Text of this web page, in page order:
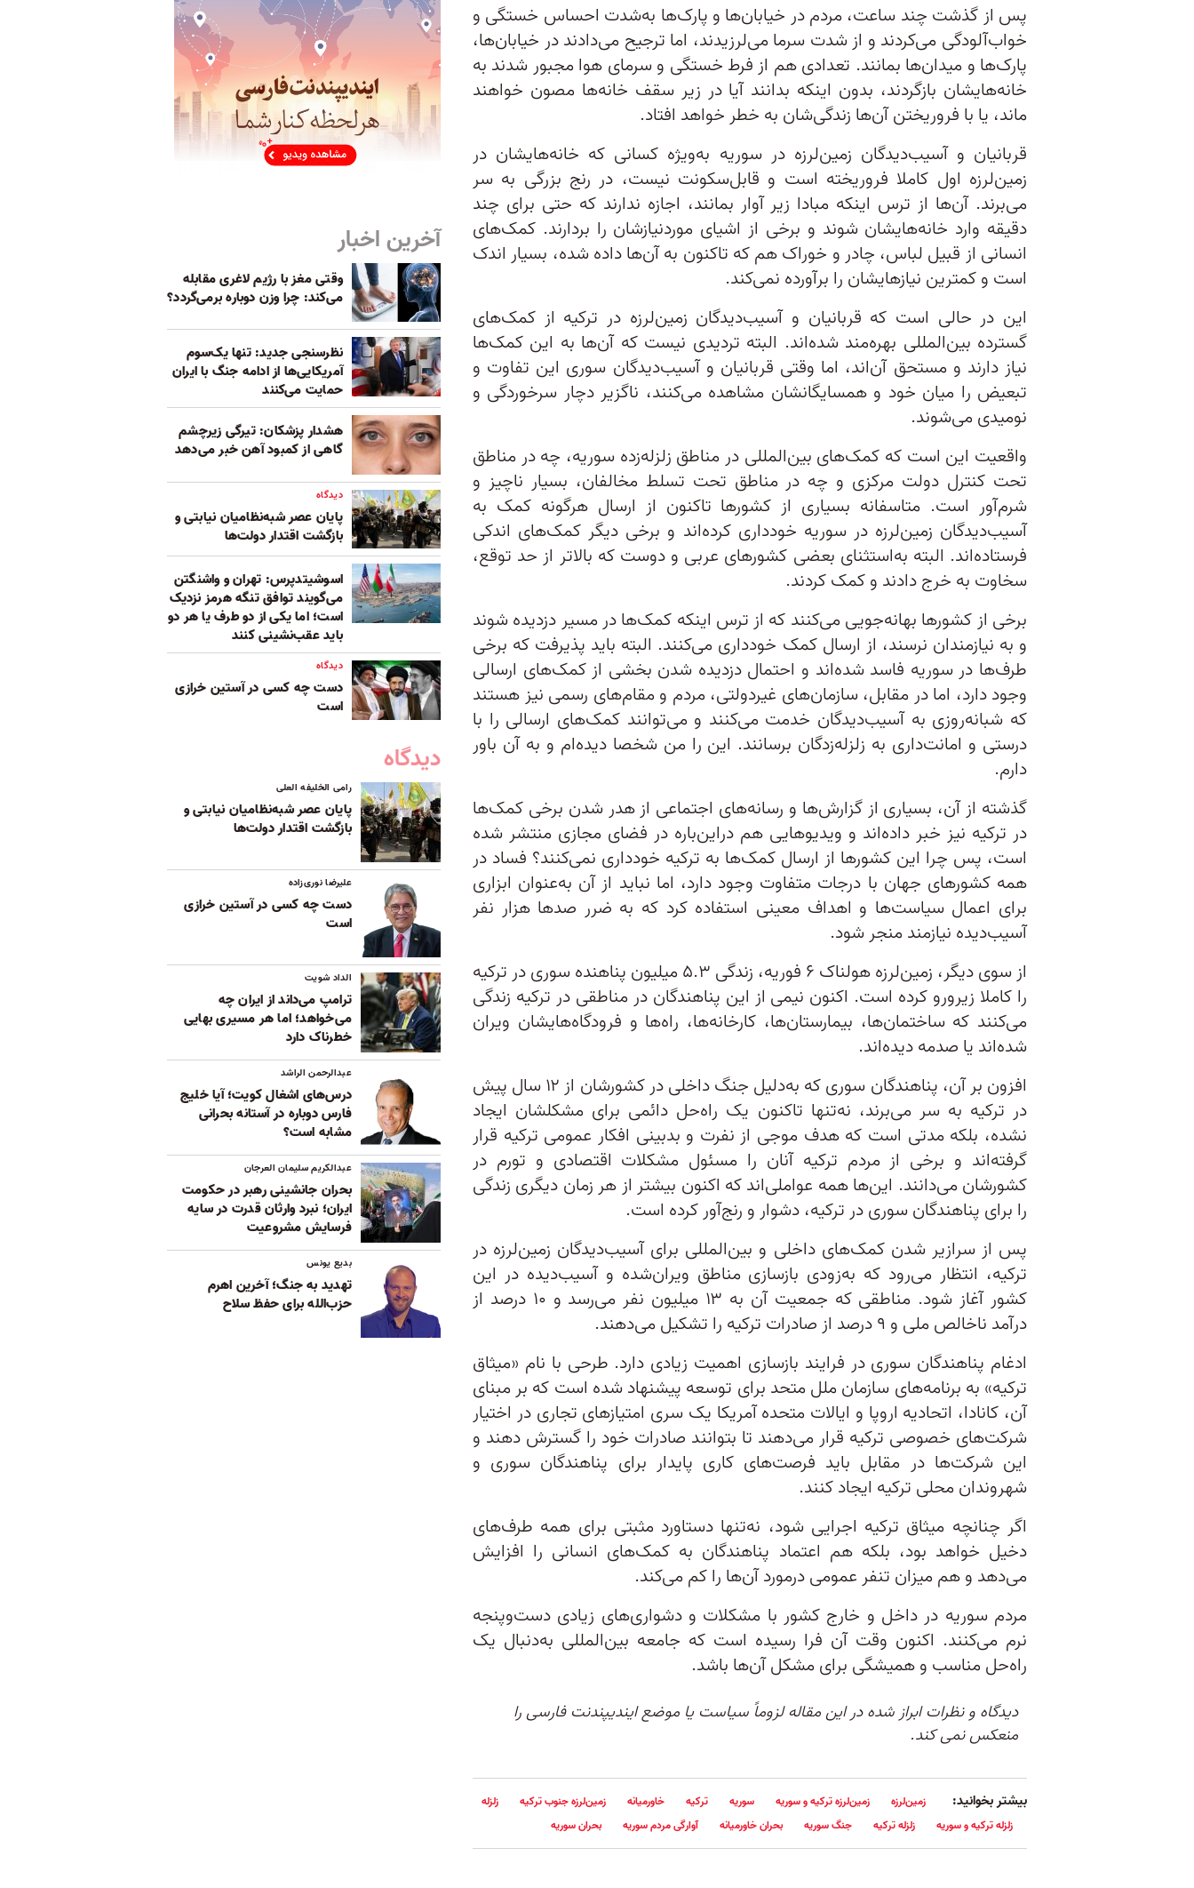
پس از گذشت چند ساعت، مردم در خیابان‌ها و پارک‌ها به‌شدت احساس خستگی و
خواب‌آلودگی می‌کردند و از شدت سرما می‌لرزیدند، اما ترجیح می‌دادند در خیابان‌ها،
پارک‌ها و میدان‌ها بمانند. تعدادی هم از فرط خستگی و سرمای هوا مجبور شدند به
خانه‌هایشان بازگردند، بدون اینکه بدانند آیا در زیر سقف خانه‌ها مصون خواهند
ماند، یا با فروریختن آن‌ها زندگی‌شان به خطر خواهد افتاد.
قربانیان و آسیب‌دیدگان زمین‌لرزه در سوریه به‌ویژه کسانی که خانه‌هایشان در
زمین‌لرزه اول کاملا فروریخته است و قابل‌سکونت نیست، در رنج بزرگی به سر
می‌برند. آن‌ها از ترس اینکه مبادا زیر آوار بمانند، اجازه ندارند که حتی برای چند
دقیقه وارد خانه‌هایشان شوند و برخی از اشیای مورد‌نیازشان را بردارند. کمک‌های
انسانی از قبیل لباس، چادر و خوراک هم که تاکنون به آن‌ها داده شده، بسیار اندک
است و کمترین نیازهایشان را برآورده نمی‌کند.
این در حالی است که قربانیان و آسیب‌دیدگان زمین‌لرزه در ترکیه از کمک‌های
گسترده بین‌المللی بهره‌مند شده‌اند. البته تردیدی نیست که آن‌ها به این کمک‌‌ها
نیاز دارند‌ و مستحق آن‌اند، اما وقتی قربانیان و آسیب‌دیدگان سوری این تفاوت و
تبعیض را میان خود و همسایگانشان مشاهده می‌کنند، ناگزیر دچار سرخوردگی و
نومیدی می‌شوند.
واقعیت این است که کمک‌های بین‌المللی در مناطق زلزله‌زده سوریه، چه در مناطق
تحت کنترل دولت مرکزی و چه در مناطق تحت تسلط مخالفان، بسیار ناچیز و
شرم‌آور است. متاسفانه بسیاری از کشورها تاکنون از ارسال هرگونه کمک به
آسیب‌دیدگان زمین‌لرزه در سوریه خودداری کرده‌اند و برخی دیگر کمک‌های اندکی
فرستاده‌اند. البته به‌استثنای بعضی کشورهای عربی و دوست که بالاتر از حد توقع،
سخاوت به خرج دادند و کمک کردند.
برخی از کشورها بهانه‌جویی می‌کنند که از ترس اینکه کمک‌ها در مسیر دزدیده شوند
و به نیازمندان نرسند، از ارسال کمک‌ خودداری می‌کنند. البته باید پذیرفت که برخی
طرف‌ها در سوریه فاسد شده‌اند و احتمال دزدیده شدن بخشی از کمک‌های ارسالی
وجود دارد، اما در مقابل، سازمان‌های غیردولتی، مردم و مقام‌های رسمی نیز هستند
که شبانه‌روزی به آسیب‌دیدگان‌ خدمت می‌کنند و می‌توانند کمک‌های ارسالی را با
درستی و امانت‌داری به زلزله‌زدگان برسانند. این را من شخصا دیده‌ام و به آن باور
دارم.
گذشته از آن، بسیاری از گزارش‌ها و رسانه‌های اجتماعی از هدر شدن برخی کمک‌ها
در ترکیه نیز خبر داده‌اند و ویدیوهایی هم دراین‌باره در فضای مجازی منتشر شده
است، پس چرا این کشورها از ارسال کمک‌ها به ترکیه خودداری نمی‌کنند؟ فساد در
همه کشورهای جهان با درجات متفاوت وجود دارد، اما نباید از آن به‌عنوان ابزاری
برای اعمال سیاست‌ها و اهداف معینی استفاده کرد که به ضرر صدها هزار نفر
آسیب‌دیده نیازمند منجر شود.
از سوی دیگر، زمین‌لرزه هولناک ۶ فوریه، زندگی ۵.۳ میلیون پناهنده سوری در ترکیه
را کاملا زیرورو کرده است. اکنون نیمی از این پناهندگان در مناطقی در ترکیه زندگی
می‌کنند که ساختمان‌ها، بیمارستان‌ها، کارخانه‌ها، راه‌ها و فرودگاه‌هایشان ویران
شده‌اند یا صدمه دیده‌اند.
افزون بر آن، پناهندگان سوری که به‌دلیل جنگ داخلی در کشورشان از ۱۲ سال پیش
در ترکیه به سر می‌برند، نه‌تنها تاکنون یک راه‌حل دائمی برای مشکلشان ایجاد
نشده، بلکه مدتی است که هدف موجی از نفرت و بدبینی افکار عمومی ترکیه قرار
گرفته‌اند و برخی از مردم ترکیه آنان را مسئول مشکلات اقتصادی و تورم در
کشورشان می‌دانند. این‌ها همه عواملی‌اند که اکنون بیشتر از هر زمان دیگری زندگی
را برای پناهندگان سوری در ترکیه، دشوار و رنج‌آور کرده است.
پس از سرازیر شدن کمک‌های داخلی و بین‌المللی برای آسیب‌دیدگان زمین‌لرزه در
ترکیه، انتظار می‌رود که به‌زودی بازسازی مناطق ویران‌شده و آسیب‌دیده در این
کشور آغاز شود. مناطقی که جمعیت آن به ۱۳ میلیون نفر می‌رسد و ۱۰ درصد از
درآمد ناخالص ملی و ۹ درصد از صادرات ترکیه را تشکیل می‌دهند.
ادغام پناهندگان سوری در فرایند بازسازی اهمیت زیادی دارد. طرحی با نام «میثاق
ترکیه» به برنامه‌های سازمان ملل متحد برای توسعه پیشنهاد شده است که بر مبنای
آن، کانادا، اتحادیه اروپا و ایالات متحده آمریکا یک سری امتیازهای تجاری در اختیار
شرکت‌های خصوصی ترکیه قرار می‌دهند تا بتوانند صادرات خود را گسترش دهند و
این شرکت‌ها در مقابل باید فرصت‌های کاری پایدار برای پناهندگان سوری و
شهروندان محلی ترکیه ایجاد کنند.
اگر چنانچه میثاق ترکیه اجرایی شود، نه‌تنها دستاورد مثبتی برای همه طرف‌های
دخیل خواهد بود، بلکه هم اعتماد پناهندگان به کمک‌های انسانی را افزایش
می‌دهد و هم میزان تنفر عمومی در‌مورد آن‌ها را کم می‌کند.
مردم سوریه در داخل و خارج کشور با مشکلات و دشواری‌های زیادی دست‌وپنجه
نرم می‌کنند. اکنون وقت آن فرا رسیده است که جامعه بین‌المللی به‌دنبال یک
راه‌حل مناسب و همیشگی برای مشکل آن‌ها باشد.
دیدگاه و نظرات ابراز شده در این مقاله لزوماً سیاست یا موضع ایندیپندنت فارسی را
منعکس نمی کند.
بیشتر بخوانید: زمین‌لرزه زمین‌لرزه ترکیه و سوریه سوریه ترکیه خاورمیانه زمین‌لرزه جنوب ترکیه
زلزله
زلزله ترکیه و سوریه
زلزله ترکیه جنگ سوریه بحران خاورمیانه آوارگی مردم سوریه بحران سوریه
آخرین اخبار
وقتی مغز با رژیم لاغری مقابله
می‌کند: چرا وزن دوباره برمی‌گردد؟
نظرسنجی جدید: تنها یک‌سوم
آمریکایی‌ها از ادامه جنگ با ایران
حمایت می‌کنند
هشدار پزشکان: تیرگی زیرچشم
گاهی از کمبود آهن خبر می‌دهد
دیدگاه
پایان عصر شبه‌نظامیان نیابتی و
بازگشت اقتدار دولت‌ها
اسوشیتدپرس: تهران و واشنگتن
می‌گویند توافق تنگه هرمز نزدیک
است؛ اما یکی از دو طرف یا هر دو
باید عقب‌نشینی کنند
دیدگاه
دست چه کسی در آستین خرازی
است
دیدگاه
رامی الخلیفه العلی
پایان عصر شبه‌نظامیان نیابتی و
بازگشت اقتدار دولت‌ها
علیرضا نوری‌زاده
دست چه کسی در آستین خرازی
است
الداد شویت
ترامپ می‌داند از ایران چه
می‌خواهد؛ اما هر مسیری بهایی
خطرناک دارد
عبدالرحمن الراشد
درس‌های اشغال کویت؛ آیا خلیج
فارس دوباره در آستانه بحرانی
مشابه است؟
عبدالکریم سلیمان العرجان
بحران جانشینی رهبر در حکومت
ایران؛ نبرد وارثان قدرت در سایه
فرسایش مشروعیت
بدیع یونس
تهدید به جنگ؛ آخرین اهرم
حزب‌الله برای حفظ سلاح